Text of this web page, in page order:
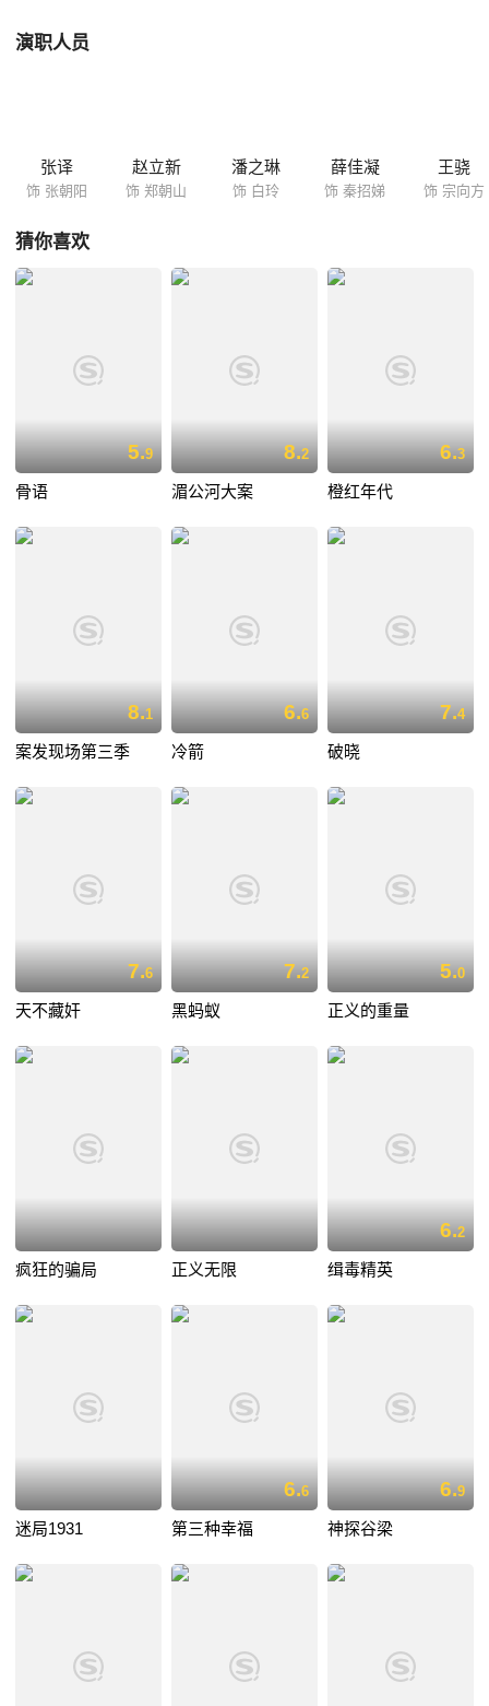
演职人员
张译
饰 张朝阳
赵立新
饰 郑朝山
潘之琳
饰 白玲
薛佳凝
饰 秦招娣
王骁
饰 宗向方
猜你喜欢
5.9
骨语
8.2
湄公河大案
6.3
橙红年代
8.1
案发现场第三季
6.6
冷箭
7.4
破晓
7.6
天不藏奸
7.2
黑蚂蚁
5.0
正义的重量
疯狂的骗局 正义无限
6.2
缉毒精英
迷局1931
6.6
第三种幸福
6.9
神探谷梁